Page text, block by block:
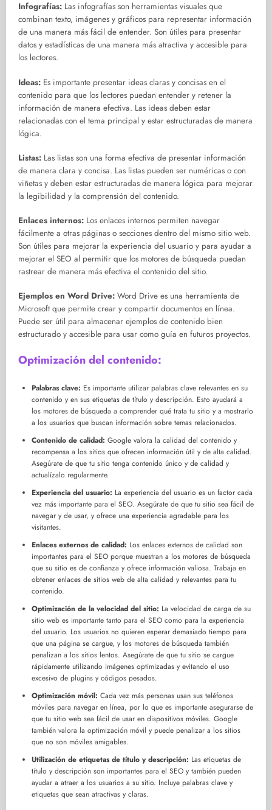
Infografías: Las infografías son herramientas visuales que
combinan texto, imágenes y gráficos para representar información
de una manera más fácil de entender. Son útiles para presentar
datos y estadísticas de una manera más atractiva y accesible para
los lectores.
Ideas: Es importante presentar ideas claras y concisas en el
contenido para que los lectores puedan entender y retener la
información de manera efectiva. Las ideas deben estar
relacionadas con el tema principal y estar estructuradas de manera
lógica.
Listas: Las listas son una forma efectiva de presentar información
de manera clara y concisa. Las listas pueden ser numéricas o con
viñetas y deben estar estructuradas de manera lógica para mejorar
la legibilidad y la comprensión del contenido.
Enlaces internos: Los enlaces internos permiten navegar
fácilmente a otras páginas o secciones dentro del mismo sitio web.
Son útiles para mejorar la experiencia del usuario y para ayudar a
mejorar el SEO al permitir que los motores de búsqueda puedan
rastrear de manera más efectiva el contenido del sitio.
Ejemplos en Word Drive: Word Drive es una herramienta de
Microsoft que permite crear y compartir documentos en línea.
Puede ser útil para almacenar ejemplos de contenido bien
estructurado y accesible para usar como guía en futuros proyectos.
Optimización del contenido:
Palabras clave: Es importante utilizar palabras clave relevantes en su
contenido y en sus etiquetas de título y descripción. Esto ayudará a
los motores de búsqueda a comprender qué trata tu sitio y a mostrarlo
a los usuarios que buscan información sobre temas relacionados.
Contenido de calidad: Google valora la calidad del contenido y
recompensa a los sitios que ofrecen información útil y de alta calidad.
Asegúrate de que tu sitio tenga contenido único y de calidad y
actualízalo regularmente.
Experiencia del usuario: La experiencia del usuario es un factor cada
vez más importante para el SEO. Asegúrate de que tu sitio sea fácil de
navegar y de usar, y ofrece una experiencia agradable para los
visitantes.
Enlaces externos de calidad: Los enlaces externos de calidad son
importantes para el SEO porque muestran a los motores de búsqueda
que su sitio es de confianza y ofrece información valiosa. Trabaja en
obtener enlaces de sitios web de alta calidad y relevantes para tu
contenido.
Optimización de la velocidad del sitio: La velocidad de carga de su
sitio web es importante tanto para el SEO como para la experiencia
del usuario. Los usuarios no quieren esperar demasiado tiempo para
que una página se cargue, y los motores de búsqueda también
penalizan a los sitios lentos. Asegúrate de que tu sitio se cargue
rápidamente utilizando imágenes optimizadas y evitando el uso
excesivo de plugins y códigos pesados.
Optimización móvil: Cada vez más personas usan sus teléfonos
móviles para navegar en línea, por lo que es importante asegurarse de
que tu sitio web sea fácil de usar en dispositivos móviles. Google
también valora la optimización móvil y puede penalizar a los sitios
que no son móviles amigables.
Utilización de etiquetas de título y descripción: Las etiquetas de
título y descripción son importantes para el SEO y también pueden
ayudar a atraer a los usuarios a su sitio. Incluye palabras clave y
etiquetas que sean atractivas y claras.